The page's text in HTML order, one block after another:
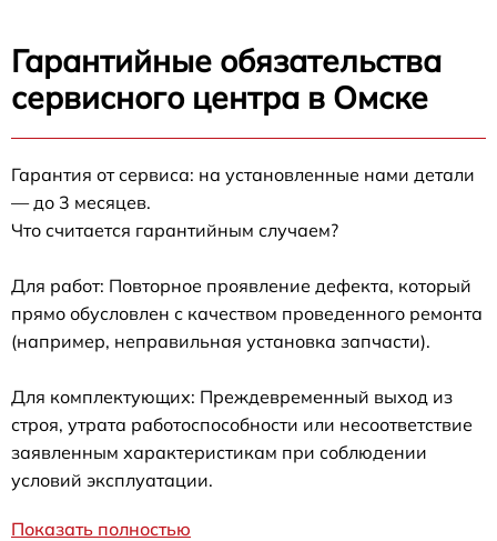
Гарантийные обязательства
сервисного центра в Омске
Гарантия от сервиса: на установленные нами детали
— до 3 месяцев.
Что считается гарантийным случаем?
Для работ: Повторное проявление дефекта, который
прямо обусловлен с качеством проведенного ремонта
(например, неправильная установка запчасти).
Для комплектующих: Преждевременный выход из
строя, утрата работоспособности или несоответствие
заявленным характеристикам при соблюдении
условий эксплуатации.
Показать полностью